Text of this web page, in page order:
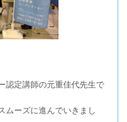
認定講師の元重佳代先生で
ムーズに進んでいきまし